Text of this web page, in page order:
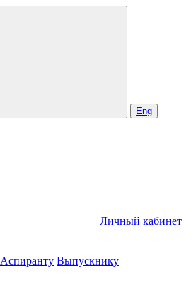
Eng
Личный кабинет
Аспиранту Выпускнику